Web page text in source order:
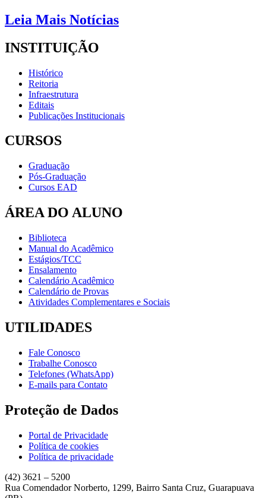
Leia Mais Notícias
INSTITUIÇÃO
Histórico
Reitoria
Infraestrutura
Editais
Publicações Institucionais
CURSOS
Graduação
Pós-Graduação
Cursos EAD
ÁREA DO ALUNO
Biblioteca
Manual do Acadêmico
Estágios/TCC
Ensalamento
Calendário Acadêmico
Calendário de Provas
Atividades Complementares e Sociais
UTILIDADES
Fale Conosco
Trabalhe Conosco
Telefones (WhatsApp)
E-mails para Contato
Proteção de Dados
Portal de Privacidade
Política de cookies
Política de privacidade
(42) 3621 – 5200
Rua Comendador Norberto, 1299, Bairro Santa Cruz, Guarapuava